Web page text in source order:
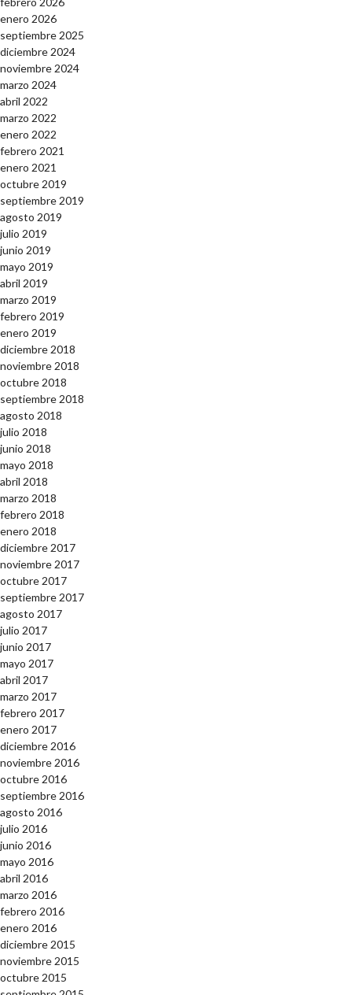
enero 2026
septiembre 2025
diciembre 2024
noviembre 2024
marzo 2024
abril 2022
marzo 2022
enero 2022
febrero 2021
enero 2021
octubre 2019
septiembre 2019
agosto 2019
julio 2019
junio 2019
mayo 2019
abril 2019
marzo 2019
febrero 2019
enero 2019
diciembre 2018
noviembre 2018
octubre 2018
septiembre 2018
agosto 2018
julio 2018
junio 2018
mayo 2018
abril 2018
marzo 2018
febrero 2018
enero 2018
diciembre 2017
noviembre 2017
octubre 2017
septiembre 2017
agosto 2017
julio 2017
junio 2017
mayo 2017
abril 2017
marzo 2017
febrero 2017
enero 2017
diciembre 2016
noviembre 2016
octubre 2016
septiembre 2016
agosto 2016
julio 2016
junio 2016
mayo 2016
abril 2016
marzo 2016
febrero 2016
enero 2016
diciembre 2015
noviembre 2015
octubre 2015